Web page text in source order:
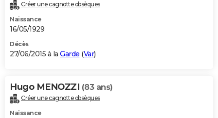
Créer une cagnotte obsèques
Naissance
16/05/1929
Décès
27/06/2015 à la Garde (Var)
Hugo MENOZZI (83 ans)
Créer une cagnotte obsèques
Naissance